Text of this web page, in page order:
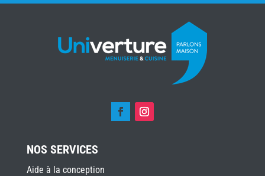
NOS SERVICES
Aide à la conception